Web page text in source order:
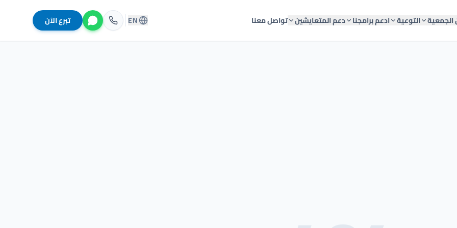
الجمعية التوعية ادعم برامجنا دعم المتعايشين تواصل معنا EN تبرع الآن